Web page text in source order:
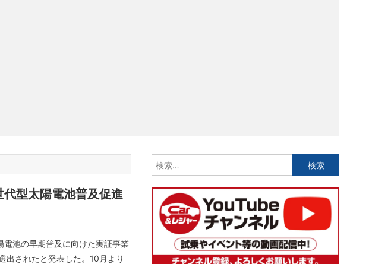
型太陽電池普及促進
池の早期普及に向けた実証事業
出されたと発表した。10月より
索: